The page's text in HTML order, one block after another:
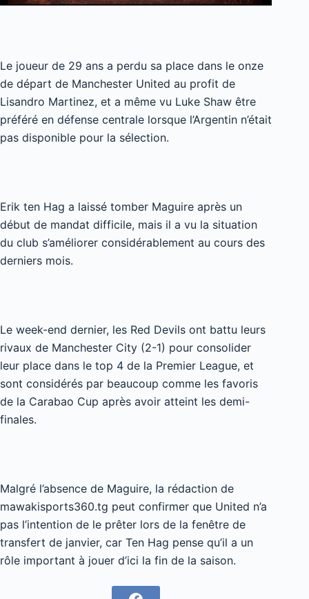
Le joueur de 29 ans a perdu sa place dans le onze
de départ de Manchester United au profit de
Lisandro Martinez, et a même vu Luke Shaw être
préféré en défense centrale lorsque l’Argentin n’était
pas disponible pour la sélection.
Erik ten Hag a laissé tomber Maguire après un
début de mandat difficile, mais il a vu la situation
du club s’améliorer considérablement au cours des
derniers mois.
Le week-end dernier, les Red Devils ont battu leurs
rivaux de Manchester City (2-1) pour consolider
leur place dans le top 4 de la Premier League, et
sont considérés par beaucoup comme les favoris
de la Carabao Cup après avoir atteint les demi-
finales.
Malgré l’absence de Maguire, la rédaction de
mawakisports360.tg peut confirmer que United n’a
pas l’intention de le prêter lors de la fenêtre de
transfert de janvier, car Ten Hag pense qu’il a un
rôle important à jouer d’ici la fin de la saison.